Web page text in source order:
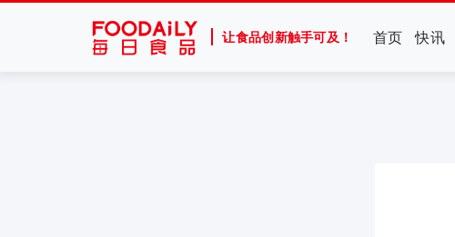
让食品创新触手可及！ 首页 快讯